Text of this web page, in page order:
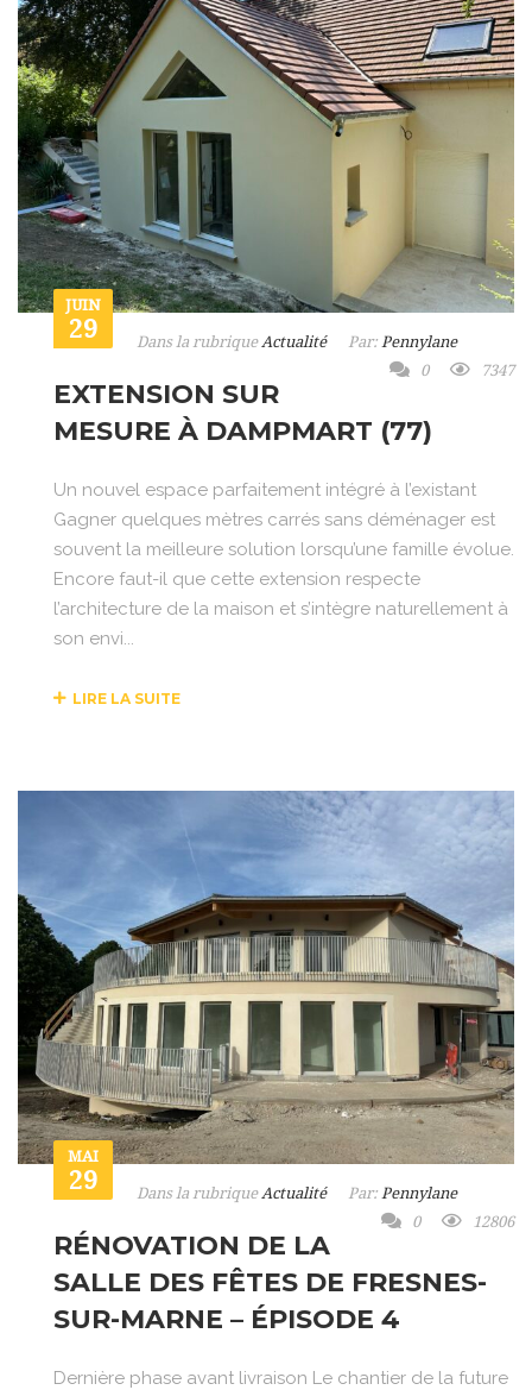
JUIN
29 Dans la rubriqueActualité Par: Pennylane
0
7347
EXTENSION SUR
MESURE À DAMPMART (77)
Un nouvel espace parfaitement intégré à l’existant
Gagner quelques mètres carrés sans déménager est
souvent la meilleure solution lorsqu’une famille évolue.
Encore faut-il que cette extension respecte
l’architecture de la maison et s’intègre naturellement à
son envi...
LIRE LA SUITE
MAI
29 Dans la rubrique Actualité Par: Pennylane
0
12806
RÉNOVATION DE LA
SALLE DES FÊTES DE FRESNES-
SUR-MARNE – ÉPISODE 4
Dernière phase avant livraison Le chantier de la future